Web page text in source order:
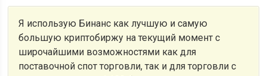
Я использую Бинанс как лучшую и самую
большую криптобиржу на текущий момент с
широчайшими возможностями как для
поставочной спот торговли, так и для торговли с